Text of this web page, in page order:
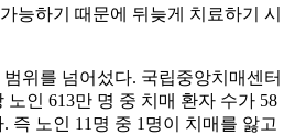
능하기 때문에 뒤늦게 치료하기 시
위를 넘어섰다. 국립중앙치매센터
노인 613만 명 중 치매 환자 수가 58
즉 노인 11명 중 1명이 치매를 앓고